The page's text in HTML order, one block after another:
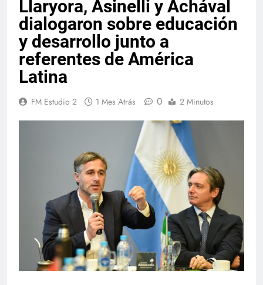
Llaryora, Asinelli y Achával
dialogaron sobre educación
y desarrollo junto a
referentes de América
Latina
FM Estudio 2 1 Mes Atrás 0 2 Minutos